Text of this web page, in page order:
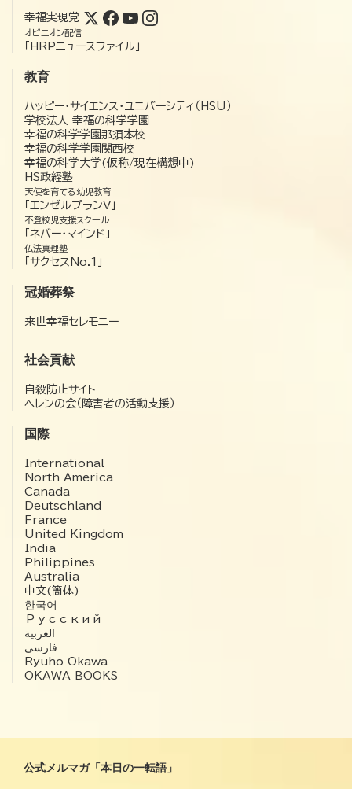
幸福実現党
オピニオン配信
「HRPニュースファイル」
教育
ハッピー・サイエンス・ユニバーシティ（HSU）
学校法人 幸福の科学学園
幸福の科学学園那須本校
幸福の科学学園関西校
幸福の科学大学(仮称/現在構想中)
HS政経塾
天使を育てる幼児教育
「エンゼルプランV」
不登校児支援スクール
「ネバー・マインド」
仏法真理塾
「サクセスNo.1」
冠婚葬祭
来世幸福セレモニー
社会貢献
自殺防止サイト
ヘレンの会（障害者の活動支援）
国際
International
North America
Canada
Deutschland
France
United Kingdom
India
Philippines
Australia
中文(簡体)
한국어
Русский
العربية‏
فارسی
Ryuho Okawa
OKAWA BOOKS
公式メルマガ「本日の一転語」